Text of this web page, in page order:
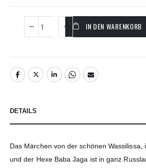
IN DEN WARENKORB
DETAILS
Das Märchen von der schönen Wassilissa,
und der Hexe Baba Jaga ist in ganz